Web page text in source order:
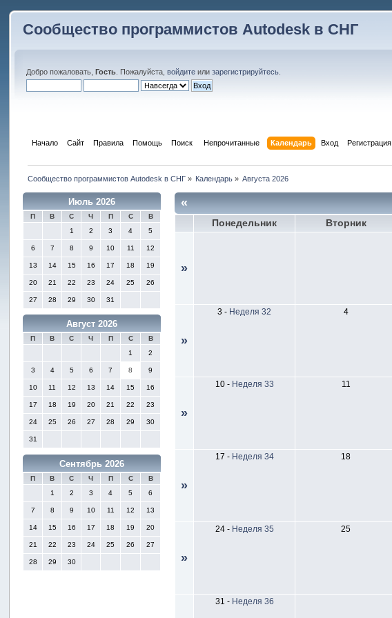
Сообщество программистов Autodesk в СНГ
Добро пожаловать,Гость . Пожалуйста,войдите илизарегистрируйтесь
Начало Сайт Правила Помощь Поиск Непрочитанные Календарь Вход Регистрация
Сообщество программистов Autodesk в СНГ» Календарь » Августа 2026
Июль 2026
П В С Ч П С
В
1
2 3 4 5
6 7 8 9 10 11 12
13 14 15 16 17 18 19
20 21 22 23 24 25 26
27 28 29 30 31
Август 2026
П В С Ч П С
В
1
2
3 4 5 6 7 8 9
10 11 12 13 14 15 16
17 18 19 20 21 22 23
24 25 26 27 28 29 30
31
Сентябрь 2026
П В С Ч П С
В
1
2 3 4 5 6
7 8 9 10 11 12 13
14 15 16 17 18 19 20
21 22 23 24 25 26 27
28 29 30
«
Понедельник Вторник
»
»
3 - Неделя 32 4
»
10- Неделя 33 11
»
17 - Неделя 34 18
»
24- Неделя 35 25
31 - Неделя 36